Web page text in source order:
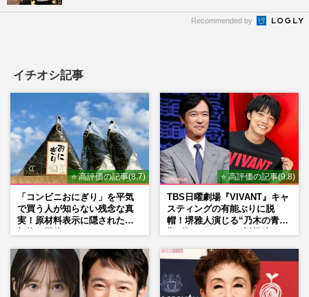
Recommended by
イチオシ記事
⭐ 高評価の記事(8.7)
「コンビニおにぎり」を平気
で買う人が知らない残念な真
実！原材料表示に隠された添
⭐ 高評価の記事(9.8)
TBS日曜劇場『VIVANT』キャ
スティングの有能ぶりに脱
帽！堺雅人演じる“乃木の青年
マン長男・櫻井海音だった